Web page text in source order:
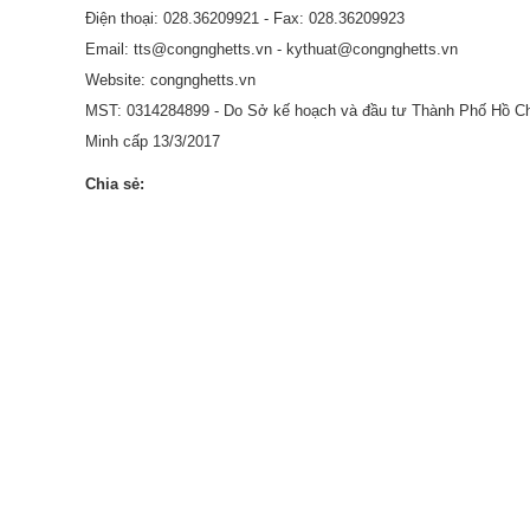
Dành cho Website TMĐT SEO Marketing
Điện thoại: 028.36209921 - Fax: 028.36209923
Email: tts@congnghetts.vn - kythuat@congnghetts.vn
Website: congnghetts.vn
MST: 0314284899 - Do Sở kế hoạch và đầu tư Thành Phố Hồ
Minh cấp 13/3/2017
Chia sẻ: